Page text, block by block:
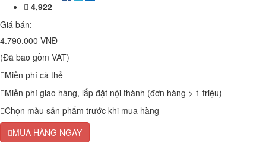
4,922
Giá bán:
4.790.000 VNĐ
(Đã bao gồm VAT)
Miễn phí cà thẻ
Miễn phí giao hàng, lắp đặt nội thành (đơn hàng > 1 triệu)
Chọn màu sản phẩm trước khi mua hàng
MUA HÀNG NGAY